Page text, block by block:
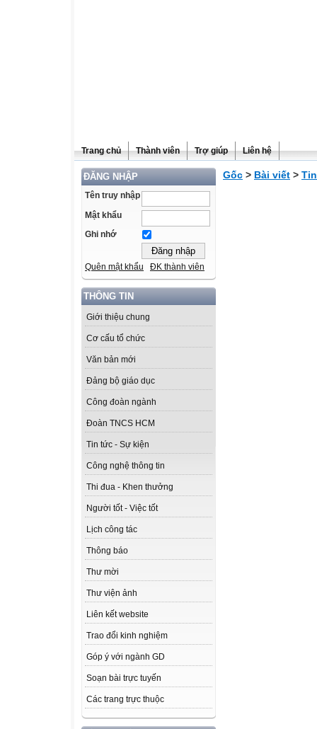
Trang chủ Thành viên Trợ giúp Liên hệ
ĐĂNG NHẬP
Tên truy nhập
Mật khẩu
Ghi nhớ
Quên mật khẩu ĐK thành viên
THÔNG TIN
Giới thiệu chung
Cơ cấu tổ chức
Văn bản mới
Đảng bộ giáo dục
Công đoàn ngành
Đoàn TNCS HCM
Tin tức - Sự kiện
Công nghệ thông tin
Thi đua - Khen thưởng
Người tốt - Việc tốt
Lịch công tác
Thông báo
Thư mời
Thư viện ảnh
Liên kết website
Trao đổi kinh nghiệm
Góp ý với ngành GD
Soạn bài trực tuyến
Các trang trực thuộc
Gốc > Bài viết >